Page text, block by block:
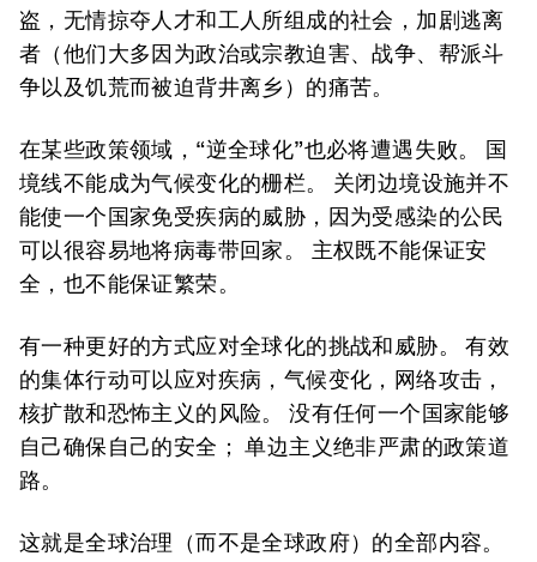
盗，无情掠夺人才和工人所组成的社会，加剧逃离
者（他们大多因为政治或宗教迫害、战争、帮派斗
争以及饥荒而被迫背井离乡）的痛苦。
在某些政策领域，“逆全球化”也必将遭遇失败。 国
境线不能成为气候变化的栅栏。 关闭边境设施并不
能使一个国家免受疾病的威胁，因为受感染的公民
可以很容易地将病毒带回家。 主权既不能保证安
全，也不能保证繁荣。
有一种更好的方式应对全球化的挑战和威胁。 有效
的集体行动可以应对疾病，气候变化，网络攻击，
核扩散和恐怖主义的风险。 没有任何一个国家能够
自己确保自己的安全； 单边主义绝非严肃的政策道
路。
这就是全球治理（而不是全球政府）的全部内容。